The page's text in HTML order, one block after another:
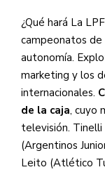
¿Qué hará La
campeonatos
autonomía.
marketing y los
internacionales.
de la caja, cuyo
televisión. Tinelli
(Argentinos
Leito (Atlético